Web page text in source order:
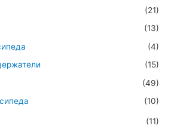
(21)
(13)
(4)
(15)
(49)
(10)
(11)